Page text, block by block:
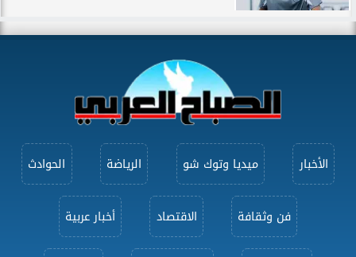
الأخبار ميديا وتوك شو الرياضة الحوادث
فن وثقافة الاقتصاد أخبار عربية